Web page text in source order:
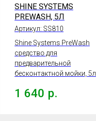
SHINE SYSTEMS
PREWASH, 5Л
Артикул: SS810
Shine Systems PreWash
средство для
предварительной
бесконтактной мойки, 5л.
1 640 р.